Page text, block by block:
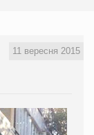
11 вересня 2015